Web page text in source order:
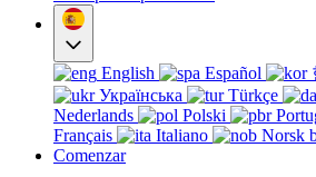
English Español
Українська
Türkçe
Nederlands
Polski
Français
Italiano
Norsk
Comenzar